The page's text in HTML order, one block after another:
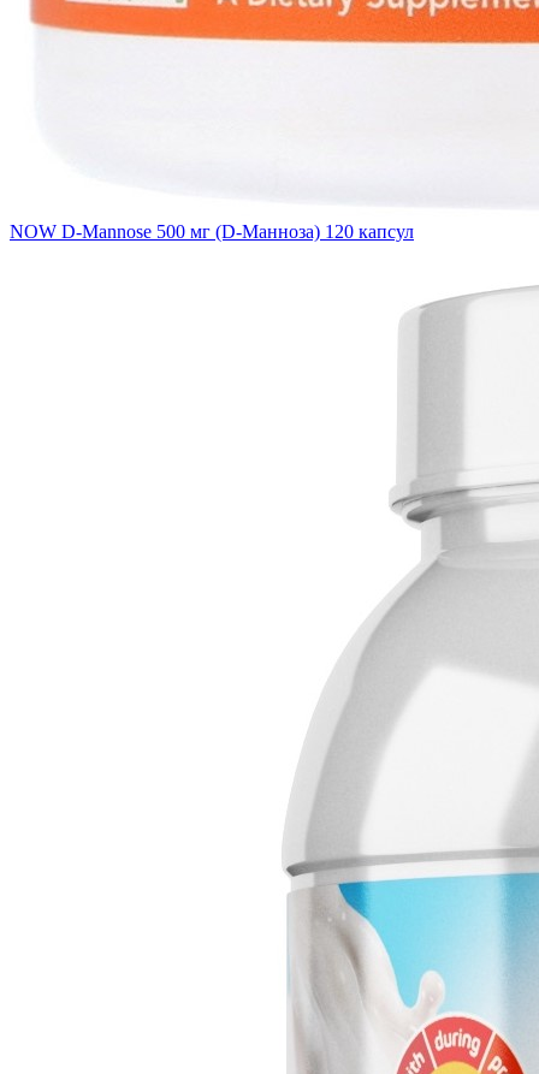
NOW D-Mannose 500 мг (D-Манноза) 120 капсул